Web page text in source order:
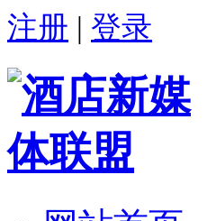
注册 | 登录